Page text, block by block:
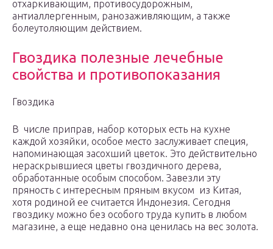
отхаркивающим, противосудорожным,
антиаллергенным, ранозаживляющим, а также
болеутоляющим действием.
Гвоздика полезные лечебные
свойства и противопоказания
Гвоздика
В числе приправ, набор которых есть на кухне
каждой хозяйки, особое место заслуживает специя,
напоминающая засохший цветок. Это действительно
нераскрывшиеся цветы гвоздичного дерева,
обработанные особым способом. Завезли эту
пряность с интересным пряным вкусом из Китая,
хотя родиной ее считается Индонезия. Сегодня
гвоздику можно без особого труда купить в любом
магазине, а еще недавно она ценилась на вес золота.